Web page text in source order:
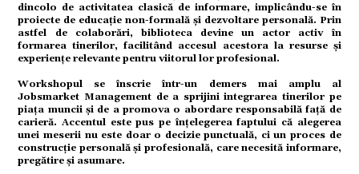
dincolo de activitatea clasică de informare, implicându-se în
proiecte de educație non-formală și dezvoltare personală. Prin
astfel de colaborări, biblioteca devine un actor activ în
formarea tinerilor, facilitând accesul acestora la resurse și
experiențe relevante pentru viitorul lor profesional.
Workshopul se înscrie într-un demers mai amplu al
Jobsmarket Management de a sprijini integrarea tinerilor pe
piața muncii și de a promova o abordare responsabilă față de
carieră. Accentul este pus pe înțelegerea faptului că alegerea
unei meserii nu este doar o decizie punctuală, ci un proces de
construcție personală și profesională, care necesită informare,
pregătire și asumare.